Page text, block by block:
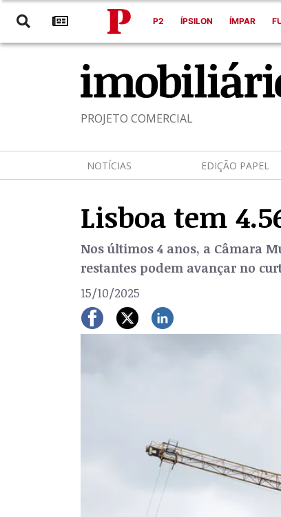
P2 ÍPSILON ÍMPAR
PROJETO COMERCIAL
NOTÍCIAS EDIÇÃO PAPEL
Lisboa tem
Nos últimos 4 anos, a Câmara
restantes podem avançar no
15/10/2025